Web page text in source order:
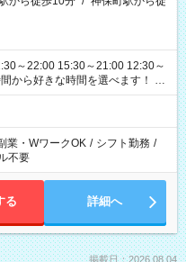
～22:00 15:30～21:00 12:30～
ます
業・WワークOK / シフト勤務 /
不要
る 詳細へ
掲載日：2026.08.04